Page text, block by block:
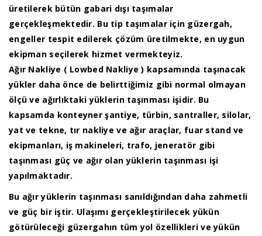
üretilerek bütün gabari dışı taşımalar
gerçekleşmektedir. Bu tip taşımalar için güzergah,
engeller tespit edilerek çözüm üretilmekte, en uygun
ekipman seçilerek hizmet vermekteyiz.
Ağır Nakliye ( Lowbed Nakliye ) kapsamında taşınacak
yükler daha önce de belirttiğimiz gibi normal olmayan
ölçü ve ağırlıktaki yüklerin taşınması işidir. Bu
kapsamda konteyner şantiye, türbin, santraller, silolar,
yat ve tekne, tır nakliye ve ağır araçlar, fuar stand ve
ekipmanları, iş makineleri, trafo, jeneratör gibi
taşınması güç ve ağır olan yüklerin taşınması işi
yapılmaktadır.
Bu ağır yüklerin taşınması sanıldığından daha zahmetli
ve güç bir iştir. Ulaşımı gerçekleştirilecek yükün
götürüleceği güzergahın tüm yol özellikleri ve yükün